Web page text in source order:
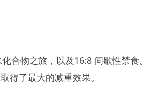
合物之旅，以及16:8 间歇性禁食。
得了最大的减重效果。